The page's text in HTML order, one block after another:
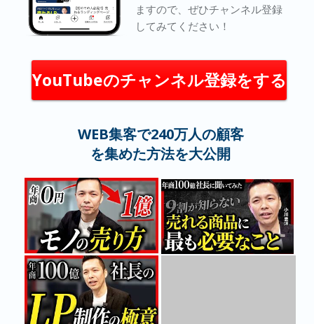
ますので、ぜひチャンネル登録
してみてください！
YouTubeのチャンネル登録をする
WEB集客で240万人の顧客
を集めた方法を大公開